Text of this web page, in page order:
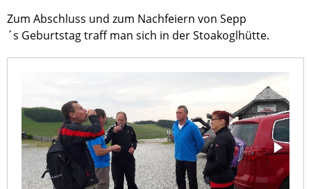
Zum Abschluss und zum Nachfeiern von Sepp
´s Geburtstag traff man sich in der Stoakoglhütte.